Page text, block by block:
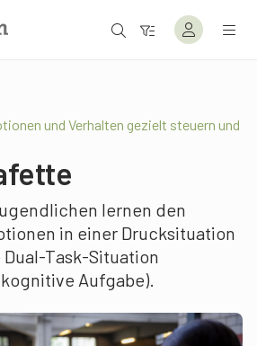
und Verhalten gezielt steuern und
lernen den
in einer Drucksituation
Task-Situation
Aufgabe).